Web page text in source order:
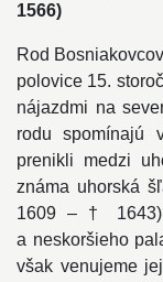
1566)
Rod
polovice 15.
nájazdmi na
rodu spomínajú
prenikli medzi
známa uhorská
1609 – † 1643),
a neskoršieho
však venujeme